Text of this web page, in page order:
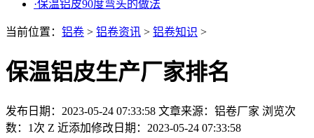
·保温铝皮90度弯头的做法
当前位置： 铝卷 > 铝卷资讯 > 铝卷知识 >
保温铝皮生产厂家排名
发布日期：2023-05-24 07:33:58 文章来源：铝卷厂家 浏览次
数：1次 Z 近添加修改日期：2023-05-24 07:33:58